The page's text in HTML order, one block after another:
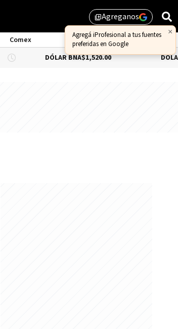
library_addAgreganos
×
Agregá iProfesional a tus fuentes
preferidas en Google
Comex
DÓLAR BNA$1,520.00 DÓLAR BLUE-